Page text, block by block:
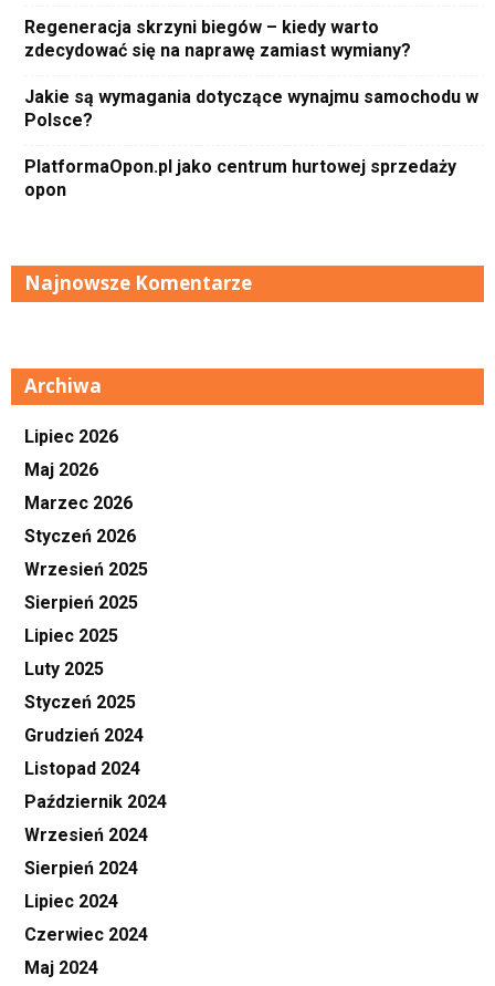
Regeneracja skrzyni biegów – kiedy warto
zdecydować się na naprawę zamiast wymiany?
Jakie są wymagania dotyczące wynajmu samochodu w
Polsce?
PlatformaOpon.pl jako centrum hurtowej sprzedaży
opon
Najnowsze Komentarze
Archiwa
Lipiec 2026
Maj 2026
Marzec 2026
Styczeń 2026
Wrzesień 2025
Sierpień 2025
Lipiec 2025
Luty 2025
Styczeń 2025
Grudzień 2024
Listopad 2024
Październik 2024
Wrzesień 2024
Sierpień 2024
Lipiec 2024
Czerwiec 2024
Maj 2024